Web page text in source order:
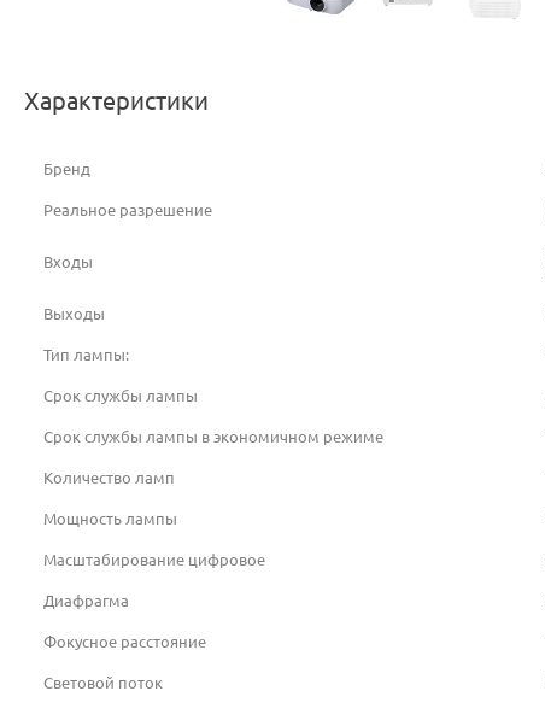
Характеристики
Бренд
Реальное разрешение
Входы
Выходы
Тип лампы:
Срок службы лампы
Срок службы лампы в экономичном режиме
Количество ламп
Мощность лампы
Масштабирование цифровое
Диафрагма
Фокусное расстояние
Световой поток